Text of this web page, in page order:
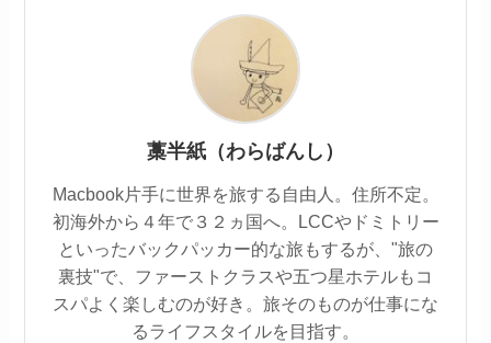
藁半紙（わらばんし）
Macbook片手に世界を旅する自由人。住所不定。
初海外から４年で３２ヵ国へ。LCCやドミトリー
といったバックパッカー的な旅もするが、"旅の
裏技"で、ファーストクラスや五つ星ホテルもコ
スパよく楽しむのが好き。旅そのものが仕事にな
るライフスタイルを目指す。